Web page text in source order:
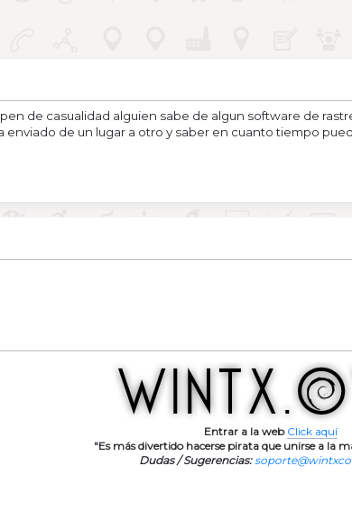
de casualidad alguien sabe de algun software de
enviado de un lugar a otro y saber en cuanto tiempo
Entrar a la web Click aquí
"Es más divertido hacerse pirata que unirse a la
Dudas / Sugerencias: